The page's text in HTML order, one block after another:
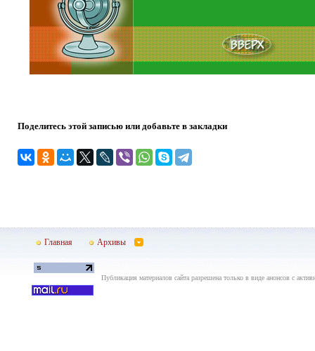
Поделитесь этой записью или добавьте в закладки
Главная Архивы
Публикация материалов сайта разрешена только в виде анонсов с